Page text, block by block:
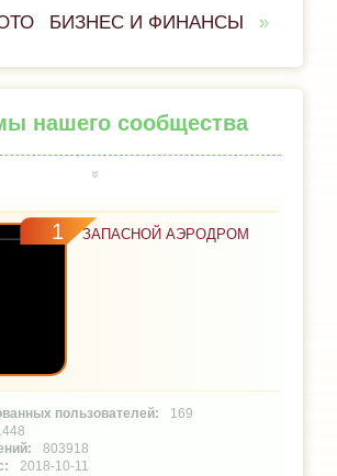
БИЗНЕС И ФИНАНСЫ
нашего сообщества
1 ЗАПАСНОЙ АЭРОДРОМ
169
803918
2018-10-11